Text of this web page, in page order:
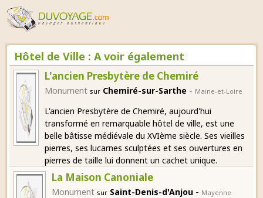
Hôtel de Ville : A voir également
L'ancien Presbytère de Chemiré
Monument sur Chemiré-sur-Sarthe - Maine-et-Loire
L'ancien Presbytère de Chemiré, aujourd'hui
transformé en remarquable hôtel de ville, est une
belle bâtisse médiévale du XVIème siècle. Ses vieilles
pierres, ses lucarnes sculptées et ses ouvertures en
pierres de taille lui donnent un cachet unique.
La Maison Canoniale
Monument sur Saint-Denis-d'Anjou - Mayenne